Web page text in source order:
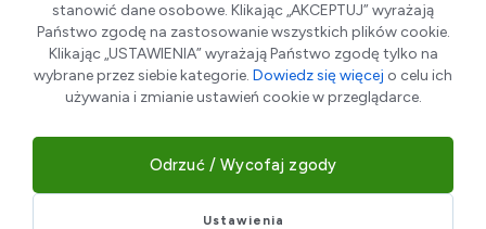
stanowić dane osobowe. Klikając „AKCEPTUJ” wyrażają
Państwo zgodę na zastosowanie wszystkich plików cookie.
Klikając „USTAWIENIA” wyrażają Państwo zgodę tylko na
wybrane przez siebie kategorie. Dowiedz się więcej o celu ich
używania i zmianie ustawień cookie w przeglądarce.
Odrzuć / Wycofaj zgody
Ustawienia